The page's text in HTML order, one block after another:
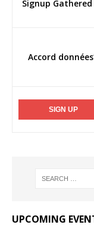
Signup Gathered
Accord données
UPCOMING